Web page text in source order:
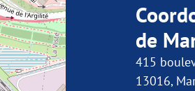
de
415
13016,